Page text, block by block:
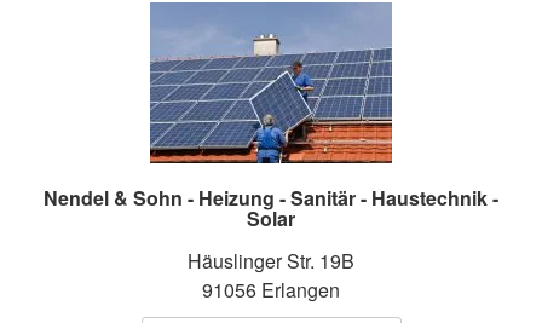
Nendel & Sohn - Heizung - Sanitär - Haustechnik -
Solar
Häuslinger Str. 19B
91056 Erlangen